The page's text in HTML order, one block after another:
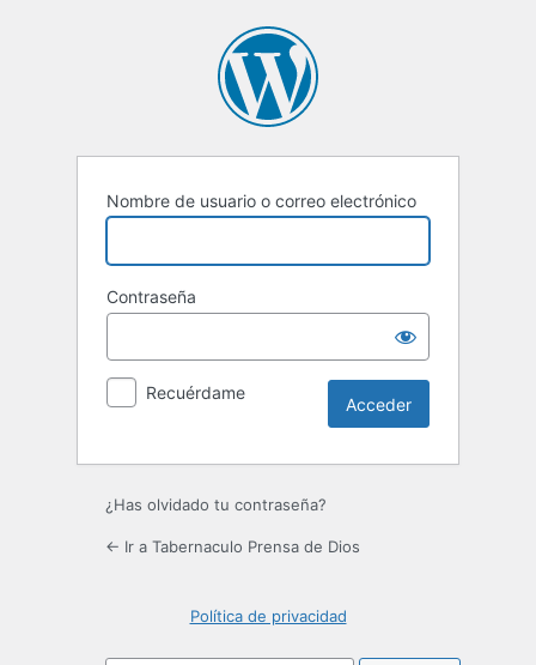
Nombre de usuario o correo electrónico
Contraseña
Recuérdame
¿Has olvidado tu contraseña?
← Ir a Tabernaculo Prensa de Dios
Política de privacidad